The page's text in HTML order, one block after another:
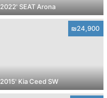
2022' SEAT Arona
₪24,900
2015' Kia Ceed SW